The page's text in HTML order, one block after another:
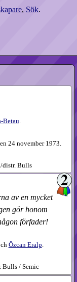
, Sök.
Betau.
24 november 1973.
distr. Bulls
av en mycket
gör honom
förfader!
Özcan Eralp.
Bulls / Semic